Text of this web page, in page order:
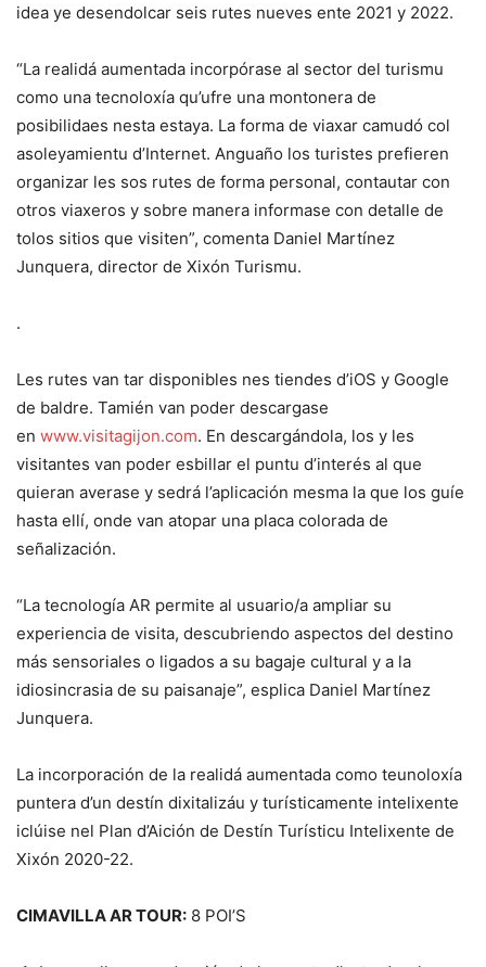
idea ye desendolcar seis rutes nueves ente 2021 y 2022.
“La realidá aumentada incorpórase al sector del turismu
como una tecnoloxía qu’ufre una montonera de
posibilidaes nesta estaya. La forma de viaxar camudó col
asoleyamientu d’Internet. Anguaño los turistes prefieren
organizar les sos rutes de forma personal, contautar con
otros viaxeros y sobre manera informase con detalle de
tolos sitios que visiten”, comenta Daniel Martínez
Junquera, director de Xixón Turismu.
.
Les rutes van tar disponibles nes tiendes d’iOS y Google
de baldre. Tamién van poder descargase
en www.visitagijon.com. En descargándola, los y les
visitantes van poder esbillar el puntu d’interés al que
quieran averase y sedrá l’aplicación mesma la que los guíe
hasta ellí, onde van atopar una placa colorada de
señalización.
“La tecnología AR permite al usuario/a ampliar su
experiencia de visita, descubriendo aspectos del destino
más sensoriales o ligados a su bagaje cultural y a la
idiosincrasia de su paisanaje”, esplica Daniel Martínez
Junquera.
La incorporación de la realidá aumentada como teunoloxía
puntera d’un destín dixitalizáu y turísticamente intelixente
iclúise nel Plan d’Aición de Destín Turísticu Intelixente de
Xixón 2020-22.
CIMAVILLA AR TOUR: 8 POI’S